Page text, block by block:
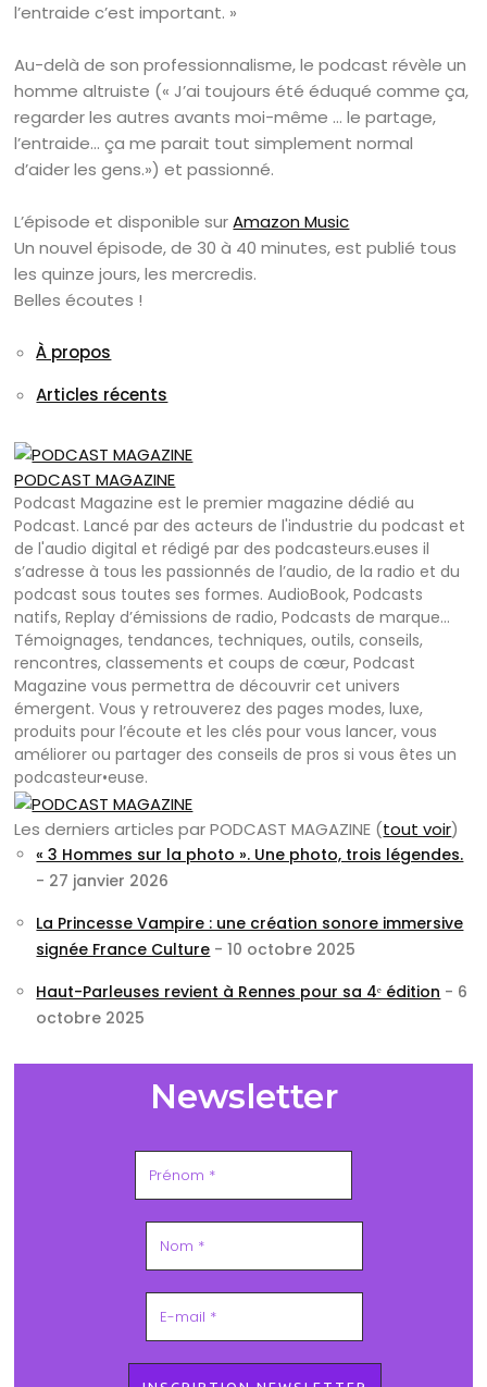
l’entraide c’est important. »
Au-delà de son professionnalisme, le podcast révèle un
homme altruiste (« J’ai toujours été éduqué comme ça,
regarder les autres avants moi-même … le partage,
l’entraide… ça me parait tout simplement normal
d’aider les gens.») et passionné.
L’épisode et disponible surAmazon Music
Un nouvel épisode, de 30 à 40 minutes, est publié tous
les quinze jours, les mercredis.
Belles écoutes !
À propos
Articles récents
PODCAST MAGAZINE
Podcast Magazine est le premier magazine dédié au
Podcast. Lancé par des acteurs de l'industrie du podcast et
de l'audio digital et rédigé par des podcasteurs.euses il
s’adresse à tous les passionnés de l’audio, de la radio et du
podcast sous toutes ses formes. AudioBook, Podcasts
natifs, Replay d’émissions de radio, Podcasts de marque…
Témoignages, tendances, techniques, outils, conseils,
rencontres, classements et coups de cœur, Podcast
Magazine vous permettra de découvrir cet univers
émergent. Vous y retrouverez des pages modes, luxe,
produits pour l’écoute et les clés pour vous lancer, vous
améliorer ou partager des conseils de pros si vous êtes un
podcasteur•euse.
Les derniers articles par PODCAST MAGAZINE (tout voir)
« 3 Hommes sur la photo ». Une photo, trois légendes.
- 27 janvier 2026
La Princesse Vampire : une création sonore immersive
signée France Culture - 10 octobre 2025
Haut-Parleuses revient à Rennes pour sa 4ᵉ édition - 6
octobre 2025
Newsletter